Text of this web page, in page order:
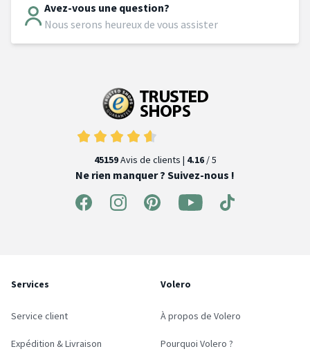
Avez-vous une question?
Nous serons heureux de vous assister
45159Avis de clients | 4.16/ 5
Ne rien manquer ? Suivez-nous !
Services
Service client
Expédition & Livraison
Volero
À propos de Volero
Pourquoi Volero ?